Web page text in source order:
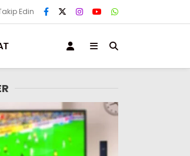
Edin